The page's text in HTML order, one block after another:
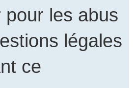
pour les abus
légales
ce